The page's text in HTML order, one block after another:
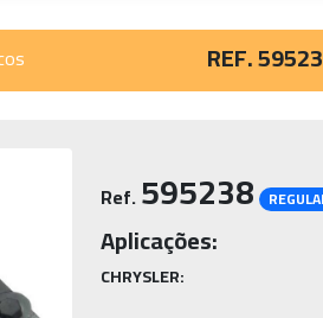
REF.
Ref.595238
Aplicações:
CHRYSLER: